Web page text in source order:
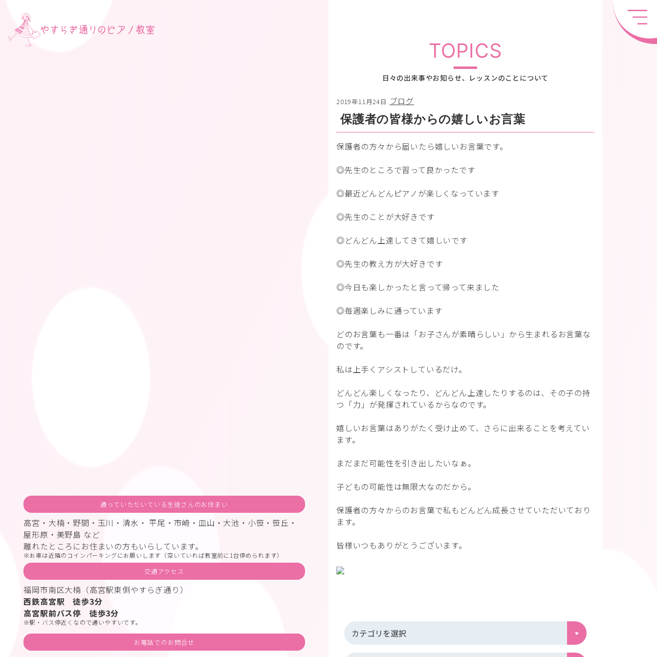
TOPICS
日々の出来事やお知らせ、レッスンのことについて
2019年11月24日 ブログ
保護者の皆様からの嬉しいお言葉
保護者の方々から届いたら嬉しいお言葉です。
◎先生のところで習って良かったです
◎最近どんどんピアノが楽しくなっています
◎先生のことが大好きです
◎どんどん上達してきて嬉しいです
◎先生の教え方が大好きです
◎今日も楽しかったと言って帰って来ました
◎毎週楽しみに通っています
どのお言葉も一番は「お子さんが素晴らしい」から生まれるお言葉な
のです。
私は上手くアシストしているだけ。
どんどん楽しくなったり、どんどん上達したりするのは、その子の持
つ「力」が発揮されているからなのです。
嬉しいお言葉はありがたく受け止めて、さらに出来ることを考えてい
ます。
まだまだ可能性を引き出したいなぁ。
子どもの可能性は無限大なのだから。
保護者の方々からのお言葉で私もどんどん成長させていただいており
ます。
皆様いつもありがとうございます。
通っていただいている生徒さんのお住まい
高宮・大楠・野間・玉川・清水・ 平尾・市崎・皿山・大池・小笹・笹丘・
屋形原・美野島 など
離れたところにお住まいの方もいらしています。
お車は近隣のコインパーキングにお願いします（空いていれば教室前に1台停められます）
交通アクセス
福岡市南区大楠（高宮駅東側やすらぎ通り）
西鉄高宮駅 徒歩3分
高宮駅前バス停 徒歩3分
駅・バス停近くなので通いやすいです。
お電話でのお問合せ